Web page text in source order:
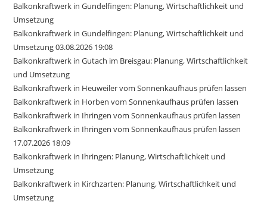
Balkonkraftwerk in Gundelfingen: Planung, Wirtschaftlichkeit und
Umsetzung
Balkonkraftwerk in Gundelfingen: Planung, Wirtschaftlichkeit und
Umsetzung 03.08.2026 19:08
Balkonkraftwerk in Gutach im Breisgau: Planung, Wirtschaftlichkeit
und Umsetzung
Balkonkraftwerk in Heuweiler vom Sonnenkaufhaus prüfen lassen
Balkonkraftwerk in Horben vom Sonnenkaufhaus prüfen lassen
Balkonkraftwerk in Ihringen vom Sonnenkaufhaus prüfen lassen
Balkonkraftwerk in Ihringen vom Sonnenkaufhaus prüfen lassen
17.07.2026 18:09
Balkonkraftwerk in Ihringen: Planung, Wirtschaftlichkeit und
Umsetzung
Balkonkraftwerk in Kirchzarten: Planung, Wirtschaftlichkeit und
Umsetzung